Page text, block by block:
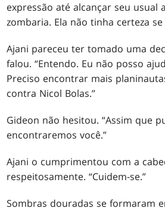
expressão até alcançar seu usual
zombaria. Ela não tinha certeza
Ajani pareceu ter tomado uma
falou. “Entendo. Eu não posso
Preciso encontrar mais
contra Nicol Bolas.”
Gideon não hesitou. “Assim que
encontraremos você.”
Ajani o cumprimentou com a
respeitosamente. “Cuidem-se.”
Sombras douradas se formaram